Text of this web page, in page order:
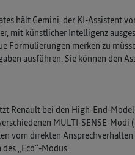
hält Gemini, der KI-Assistent
mit künstlicher Intelligenz
Formulierungen merken zu
ausführen. Sie können den
Renault bei den High-End-
MULTI-SENSE-
vom direkten
„Eco”-Modus.